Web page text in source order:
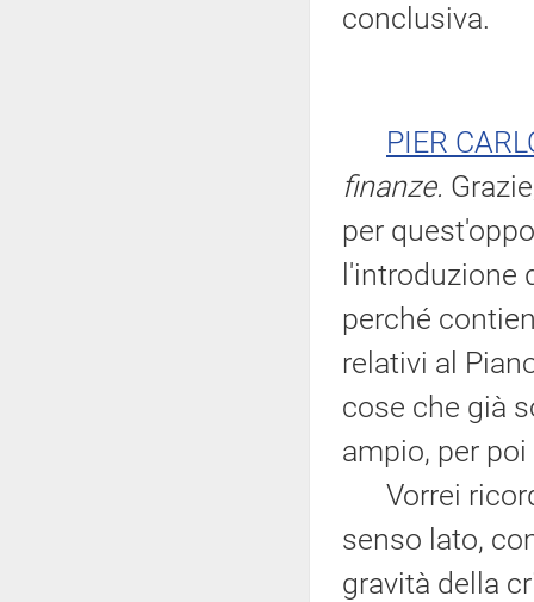
conclusiva.
PIER
finanze.
per
l'introduzione
perché
relativi al
cose che già
ampio, per
Vorrei
senso lato,
gravità della